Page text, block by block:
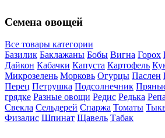
Семена овощей
Все товары категории
Базилик Баклажаны Бобы Вигна Горох
Дайкон Кабачки Капуста Картофель
Микрозелень Морковь Огурцы Паслен
Перец Петрушка Подсолнечник
грядке Разные овощи Редис Редька Репа
Свекла Сельдерей Спаржа Томаты
Физалис Шпинат Щавель Табак